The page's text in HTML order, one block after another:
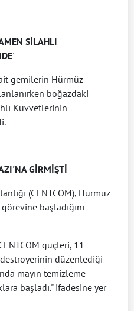
SİLAHLI
gemilerin Hürmüz
boğazdaki
Kuvvetlerinin
GİRMİŞTİ
(CENTCOM), Hürmüz
başladığını
güçleri, 11
düzenlediği
mayın temizleme
başladı." ifadesine yer